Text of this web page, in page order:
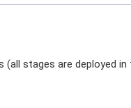
stages are deployed